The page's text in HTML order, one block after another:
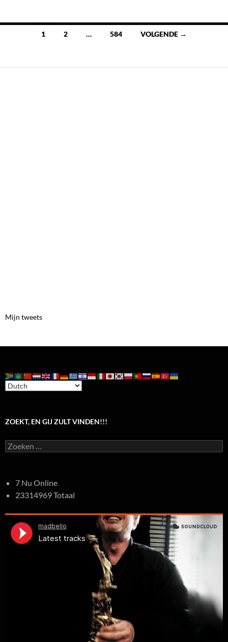
Berichten
1 2 … 584 VOLGENDE →
Mijn tweets
ZOEKT, EN GIJ ZULT VINDEN!!!
Zoeken
naar:
7 Nu Online
23314969 Totaal